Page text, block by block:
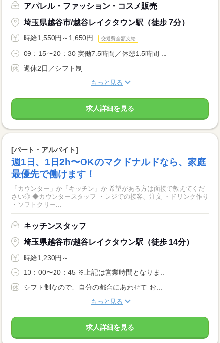
アパレル・ファッション・コスメ販売
埼玉県越谷市/越谷レイクタウン駅（徒歩 7分）
時給1,550円～1,650円 交通費全額支給
09：15〜20：30 実働7.5時間／休憩1.5時間 ...
週休2日／シフト制
もっと見る
求人詳細を見る
[パート・アルバイト]
週1日、1日2h〜OKのマクドナルドなら、家庭
最優先で働けます！
「カウンター」か「キッチン」か 希望がある方は面接で教えてくだ
さい◎ ◆カウンタースタッフ ・レジでの接客、注文 ・ドリンク作り
・ソフトクリー...
キッチンスタッフ
埼玉県越谷市/越谷レイクタウン駅（徒歩 14分）
時給1,230円～
10：00〜20：45 ※上記は営業時間となりま...
シフト制なので、自分の都合にあわせて お...
もっと見る
求人詳細を見る